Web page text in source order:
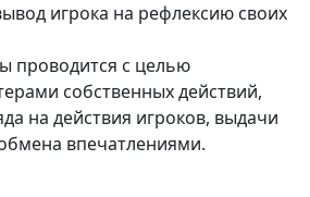
игрока на рефлексию своих
проводится с целью
собственных действий,
на действия игроков, выдачи
впечатлениями.